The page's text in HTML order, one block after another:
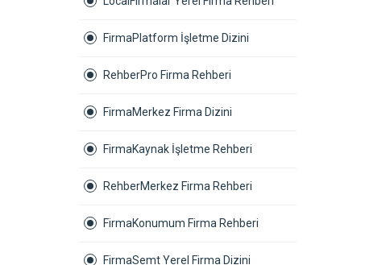
FirmaPlatform İşletme Dizini
RehberPro Firma Rehberi
FirmaMerkez Firma Dizini
FirmaKaynak İşletme Rehberi
RehberMerkez Firma Rehberi
FirmaKonumum Firma Rehberi
FirmaSemt Yerel Firma Dizini